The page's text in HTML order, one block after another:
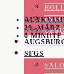
SFGS
29. MÄRZ
0 MINUTE